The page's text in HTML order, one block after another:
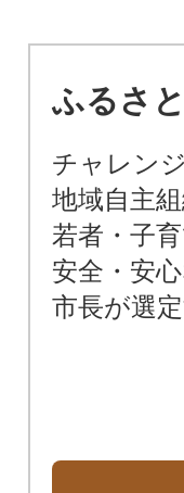
ふるさ
チャレン
地域自主
若者・子
安全・安
市長が選